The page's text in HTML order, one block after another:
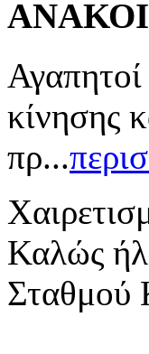
κίνησης
πρ...
Καλώς